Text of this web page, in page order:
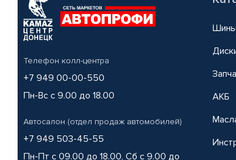
Телефон колл-центра
+7 949 00-00-550
Пн-Вс с 9.00 до 18.00
Автосалон (отдел продаж автомобилей)
+7 949 503-45-55
Пн-Пт с 09.00 до 18.00, Сб с 9.00 до
Шины
АКБ